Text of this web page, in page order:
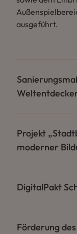
ausgeführt.
Projekt
moderner
DigitalPakt
Förderung